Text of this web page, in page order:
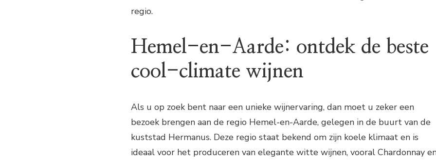
regio.
Hemel-en-Aarde: ontdek de beste
cool-climate wijnen
Als u op zoek bent naar een unieke wijnervaring, dan moet u zeker een
bezoek brengen aan de regio Hemel-en-Aarde, gelegen in de buurt van de
kuststad Hermanus. Deze regio staat bekend om zijn koele klimaat en is
ideaal voor het produceren van elegante witte wijnen, vooral Chardonnay